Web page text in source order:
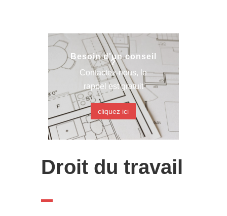
Besoin d'un conseil
?
Contactez-nous, le
rappel est gratuit
cliquez ici
Droit du travail